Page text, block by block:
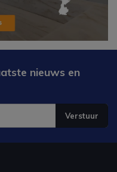
nieuws en
Verstuur